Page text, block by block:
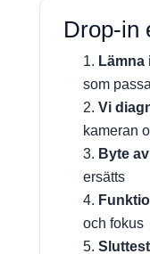
Drop-in
Lämna
som
Vi
kameran
Byte
ersätts
och fokus
Sluttest